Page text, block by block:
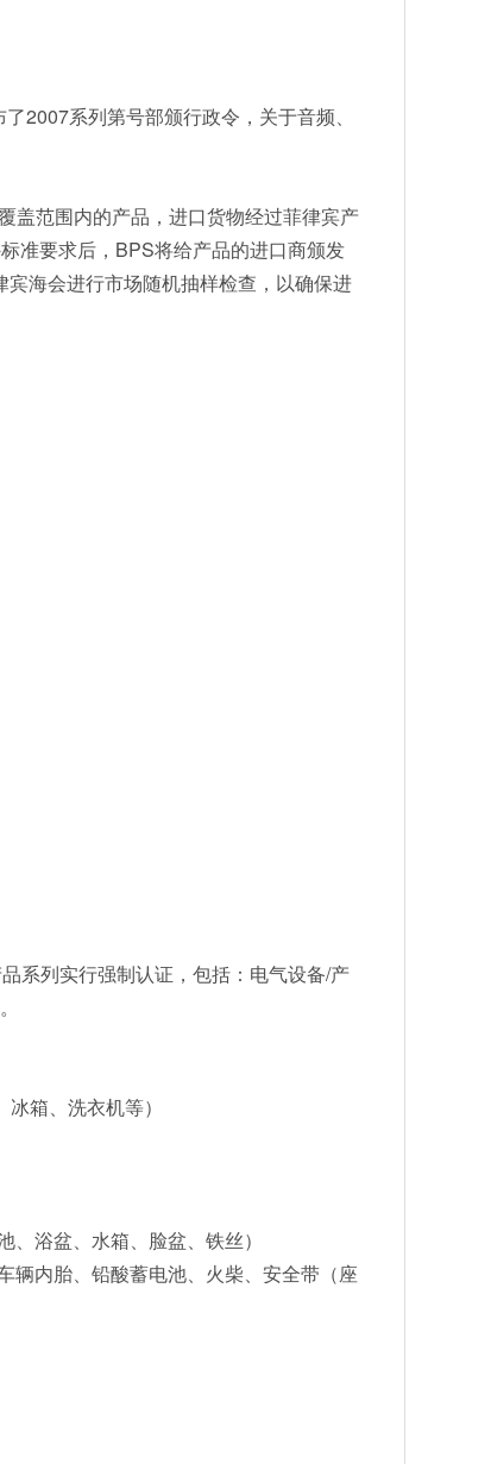
2007系列第号部颁行政令，关于音频、
盖范围内的产品，进口货物经过菲律宾产
准要求后，BPS将给产品的进口商颁发
海会进行市场随机抽样检查，以确保进
系列实行强制认证，包括：电气设备/产
箱、洗衣机等）
浴盆、水箱、脸盆、铁丝）
辆内胎、铅酸蓄电池、火柴、安全带（座